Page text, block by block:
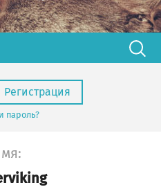
Регистрация
пароль?